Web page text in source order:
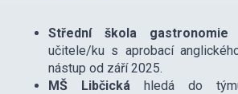
Střední škola gastronomie
učitele/ku s aprobací
nástup od září 2025.
MŠ Libčická hledá do